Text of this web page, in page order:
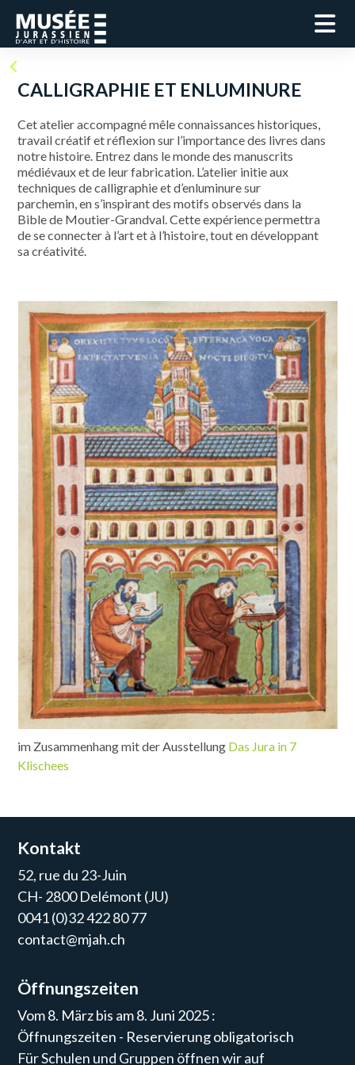
CALLIGRAPHIE ET ENLUMINURE
Cet atelier accompagné mêle connaissances historiques,
travail créatif et réflexion sur l’importance des livres dans
notre histoire. Entrez dans le monde des manuscrits
médiévaux et de leur fabrication. L’atelier initie aux
techniques de calligraphie et d’enluminure sur
parchemin, en s’inspirant des motifs observés dans la
Bible de Moutier-Grandval. Cette expérience permettra
de se connecter à l’art et à l’histoire, tout en développant
sa créativité.
im Zusammenhang mit der Ausstellung Das Jura in 7
Klischees
Kontakt
52, rue du 23-Juin
CH- 2800 Delémont (JU)
0041 (0)32 422 80 77
contact@mjah.ch
Öffnungszeiten
Vom 8. März bis am 8. Juni 2025 :
Öffnungszeiten - Reservierung obligatorisch
Für Schulen und Gruppen öffnen wir auf